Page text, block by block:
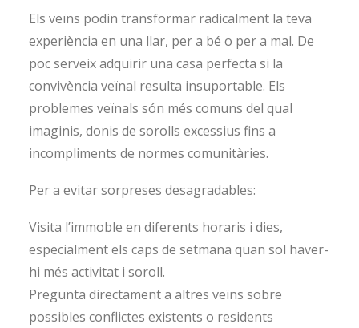
Els veïns podin transformar radicalment la teva
experiència en una llar, per a bé o per a mal. De
poc serveix adquirir una casa perfecta si la
convivència veïnal resulta insuportable. Els
problemes veïnals són més comuns del qual
imaginis, donis de sorolls excessius fins a
incompliments de normes comunitàries.
Per a evitar sorpreses desagradables:
Visita l’immoble en diferents horaris i dies,
especialment els caps de setmana quan sol haver-
hi més activitat i soroll.
Pregunta directament a altres veïns sobre
possibles conflictes existents o residents